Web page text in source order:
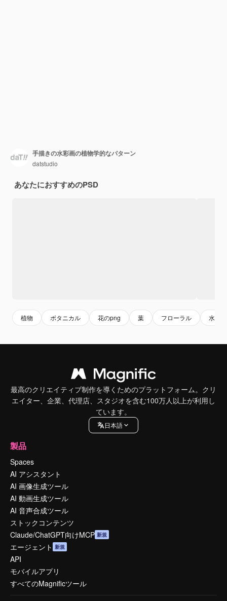
手描きの水彩画の植物学的なパターン
datstudio
あなたにおすすめのPSD
植物 ボタニカル 花のpng 葉 フローラル 水彩花
最高のクリエイティブ制作を導くためのプラットフォーム。クリ
エイター、企業、代理店、スタジオを含む100万人以上が利用し
ています。
日本語
製品
Spaces
AI アシスタント
AI 画像生成ツール
AI 動画生成ツール
AI 音声合成ツール
ストックコンテンツ
Claude/ChatGPT向けMCP 新規
エージェント 新規
API
モバイルアプリ
すべてのMagnificツール